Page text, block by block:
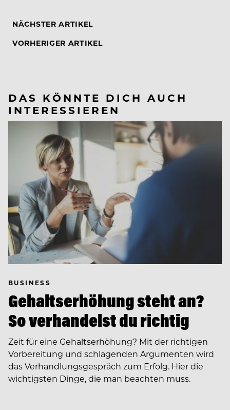
NÄCHSTER ARTIKEL
VORHERIGER ARTIKEL
DAS KÖNNTE DICH AUCH
INTERESSIEREN
BUSINESS
Gehaltserhöhung steht an?
So verhandelst du richtig
Zeit für eine Gehaltserhöhung? Mit der richtigen
Vorbereitung und schlagenden Argumenten wird
das Verhandlungsgespräch zum Erfolg. Hier die
wichtigsten Dinge, die man beachten muss.